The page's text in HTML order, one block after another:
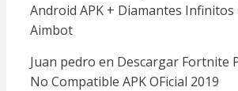
Android APK + Diamantes Infinitos
Aimbot
Juan pedro en Descargar Fortnite
No Compatible APK OFicial 2019